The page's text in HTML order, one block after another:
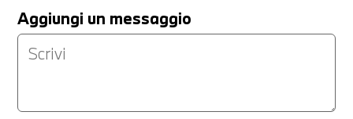
Aggiungi un messaggio